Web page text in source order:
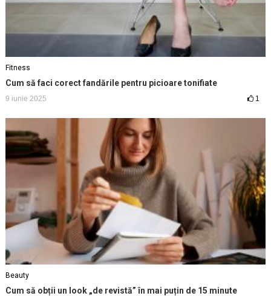
Fitness
Cum să faci corect fandările pentru picioare tonifiate
9 iunie 2025 1
Beauty
Cum să obții un look „de revistă” în mai puțin de 15 minute